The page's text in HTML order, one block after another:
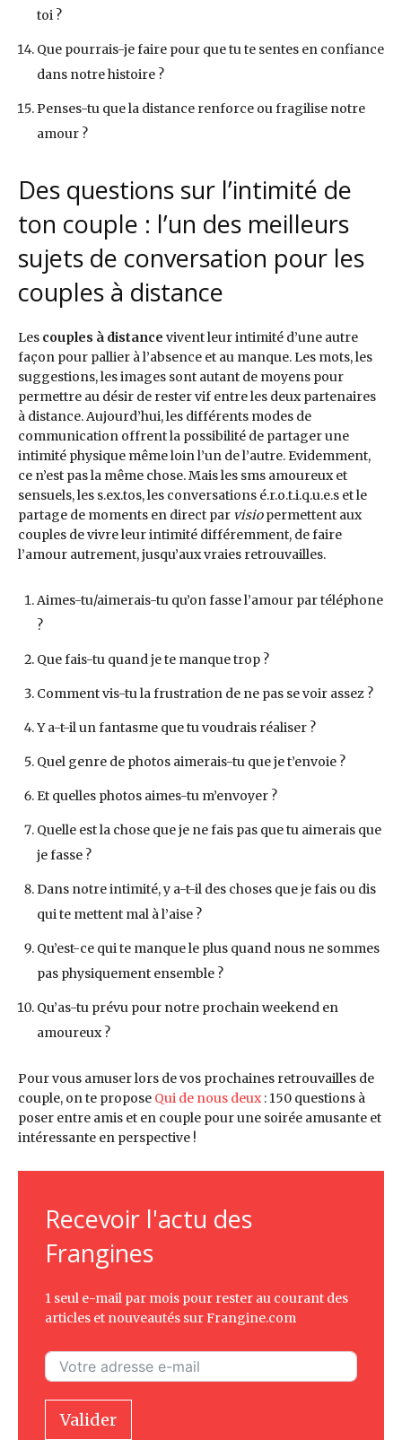
toi ?
Que pourrais-je faire pour que tu te sentes en confiance
dans notre histoire ?
Penses-tu que la distance renforce ou fragilise notre
amour ?
Des questions sur l’intimité de
ton couple : l’un des meilleurs
sujets de conversation pour les
couples à distance
Les couples à distance vivent leur intimité d’une autre
façon pour pallier à l’absence et au manque. Les mots, les
suggestions, les images sont autant de moyens pour
permettre au désir de rester vif entre les deux partenaires
à distance. Aujourd’hui, les différents modes de
communication offrent la possibilité de partager une
intimité physique même loin l’un de l’autre. Evidemment,
ce n’est pas la même chose. Mais les sms amoureux et
sensuels, les s.ex.tos, les conversations é.r.o.t.i.q.u.e.s et le
partage de moments en direct par visiopermettent aux
couples de vivre leur intimité différemment, de faire
l’amour autrement, jusqu’aux vraies retrouvailles.
Aimes-tu/aimerais-tu qu’on fasse l’amour par téléphone
?
Que fais-tu quand je te manque trop ?
Comment vis-tu la frustration de ne pas se voir assez ?
Y a-t-il un fantasme que tu voudrais réaliser ?
Quel genre de photos aimerais-tu que je t’envoie ?
Et quelles photos aimes-tu m’envoyer ?
Quelle est la chose que je ne fais pas que tu aimerais que
je fasse ?
Dans notre intimité, y a-t-il des choses que je fais ou dis
qui te mettent mal à l’aise ?
Qu’est-ce qui te manque le plus quand nous ne sommes
pas physiquement ensemble ?
Qu’as-tu prévu pour notre prochain weekend en
amoureux ?
Pour vous amuser lors de vos prochaines retrouvailles de
couple, on te propose Qui de nous deux: 150 questions à
poser entre amis et en couple pour une soirée amusante et
intéressante en perspective !
Recevoir l'actu des
Frangines
1 seul e-mail par mois pour rester au courant des
articles et nouveautés sur Frangine.com
Valider